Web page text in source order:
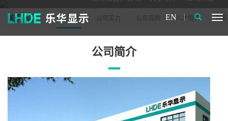
EN
关于乐华 公司介绍 公司实力 公司资质 人才招聘 联
公司简介